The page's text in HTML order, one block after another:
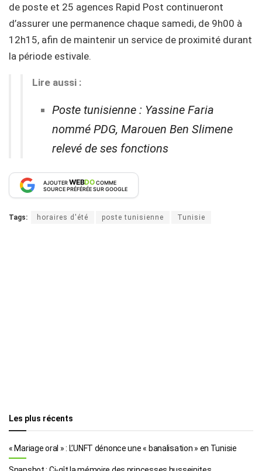
de poste et 25 agences Rapid Post continueront
d’assurer une permanence chaque samedi, de 9h00 à
12h15, afin de maintenir un service de proximité durant
la période estivale.
Lire aussi :
Poste tunisienne : Yassine Faria
nommé PDG, Marouen Ben Slimene
relevé de ses fonctions
AJOUTERWEBDOCOMME
SOURCE PRÉFÉRÉE SUR GOOGLE
Tags: horaires d'été poste tunisienne Tunisie
Les plus récents
« Mariage oral » : L’UNFT dénonce une « banalisation » en Tunisie